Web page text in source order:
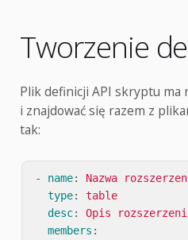
Tworzenie
Plik definicji API skryptu ma
i znajdować się razem z
tak:
- name:
Nazwa
type:
table
desc:
Opis
members :